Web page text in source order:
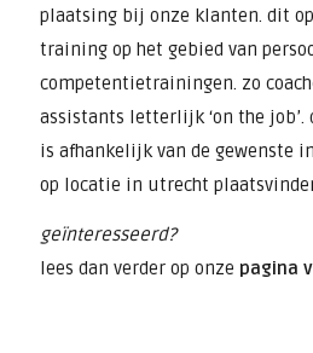
plaatsing bij onze klanten. dit
training op het gebied van
competentietrainingen. zo
assistants letterlijk ‘on the
is afhankelijk van de gewenste
op locatie in utrecht
geïnteresseerd?
lees dan verder op onze pagina